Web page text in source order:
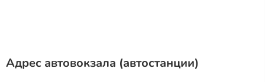
Адрес автовокзала (автостанции)